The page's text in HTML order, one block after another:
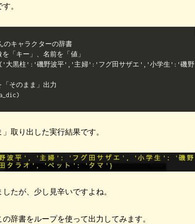
。
のキャラクターの辞書
「キー」、名前を「値」
大黒柱':'磯野波平','主婦':'フグ田サザエ','小学生':'磯
「そのまま」出力
取り出した実行結果です。
たが、少し見辛いですよね。
辞書をループを使って出力してみます。